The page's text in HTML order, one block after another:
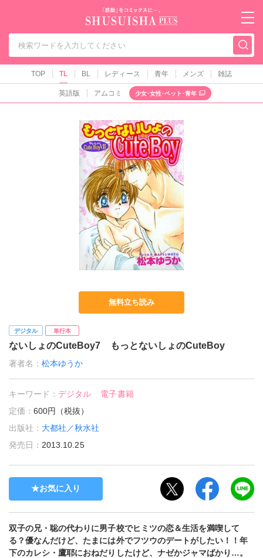
秋水社PLUS（テ
TOP TL BL レディース 青年 メンズ 雑誌
英語版 アムコミ 少女･女性･ペット･青年
無料立ち読み
デジタル 単行本
ないしょのCuteBoy7 もっとないしょのCuteBoy
著者名：松本ゆうか
キーワード：デジタル
電子書籍
定価：600円（税抜）
出版社： 大都社／秋水社
発売日： 2013.10.25
お気に入り
双子の兄・聡の代わりに男子校でヒミツの恋＆生活を満喫して
る？優なんだけど、たまには外でフツウのデートがしたい！！年
下のカレシ・鷹耶におねだりしたけど、ナゼかジャマばかり…。